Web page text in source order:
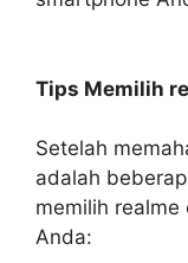
Tips Memilih
Setelah
adalah
memilih
Anda: